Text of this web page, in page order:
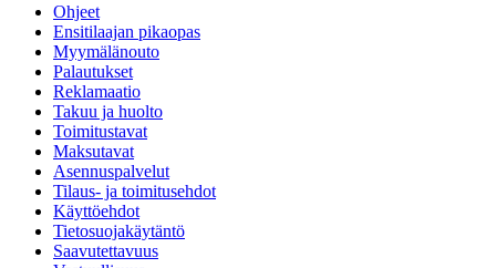
Ohjeet
Ensitilaajan pikaopas
Myymälänouto
Palautukset
Reklamaatio
Takuu ja huolto
Toimitustavat
Maksutavat
Asennuspalvelut
Tilaus- ja toimitusehdot
Käyttöehdot
Tietosuojakäytäntö
Saavutettavuus